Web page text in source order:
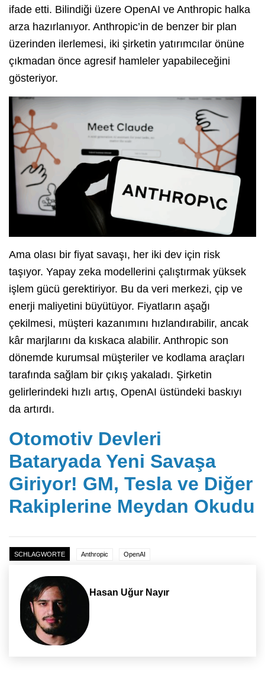
ifade etti. Bilindiği üzere OpenAI ve Anthropic halka
arza hazırlanıyor. Anthropic’in de benzer bir plan
üzerinden ilerlemesi, iki şirketin yatırımcılar önüne
çıkmadan önce agresif hamleler yapabileceğini
gösteriyor.
Ama olası bir fiyat savaşı, her iki dev için risk
taşıyor. Yapay zeka modellerini çalıştırmak yüksek
işlem gücü gerektiriyor. Bu da veri merkezi, çip ve
enerji maliyetini büyütüyor. Fiyatların aşağı
çekilmesi, müşteri kazanımını hızlandırabilir, ancak
kâr marjlarını da kıskaca alabilir. Anthropic son
dönemde kurumsal müşteriler ve kodlama araçları
tarafında sağlam bir çıkış yakaladı. Şirketin
gelirlerindeki hızlı artış, OpenAI üstündeki baskıyı
da artırdı.
Otomotiv Devleri
Bataryada Yeni Savaşa
Giriyor! GM, Tesla ve Diğer
Rakiplerine Meydan Okudu
SCHLAGWORTE Anthropic OpenAI
Hasan Uğur Nayır